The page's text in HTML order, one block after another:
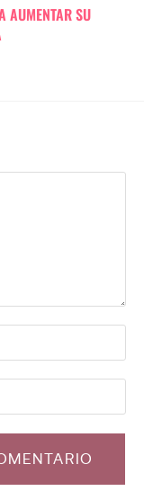
AUMENTAR SU